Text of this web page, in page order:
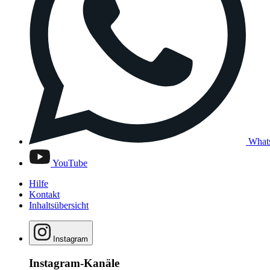
YouTube
Hilfe
Kontakt
Inhaltsübersicht
Instagram
Instagram-Kanäle